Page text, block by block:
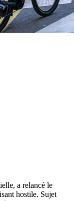
a relancé le
hostile. Sujet